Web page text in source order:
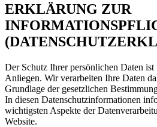
ERKLÄRUNG ZUR
Der Schutz Ihrer persönlichen Daten ist
Anliegen. Wir verarbeiten Ihre Daten
Grundlage der gesetzlichen
In diesen Datenschutzinformationen
wichtigsten Aspekte der
Website.